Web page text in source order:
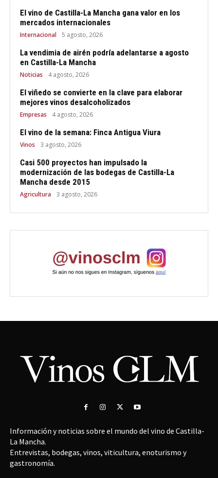
El vino de Castilla-La Mancha gana valor en los
mercados internacionales
Internacional 5 agosto, 2026
La vendimia de airén podría adelantarse a agosto
en Castilla-La Mancha
Noticias 4 agosto, 2026
El viñedo se convierte en la clave para elaborar
mejores vinos desalcoholizados
Empresas 4 agosto, 2026
El vino de la semana: Finca Antigua Viura
Vinos 3 agosto, 2026
Casi 500 proyectos han impulsado la
modernización de las bodegas de Castilla-La
Mancha desde 2015
Agricultura 3 agosto, 2026
Información y noticias sobre el mundo del vino de Castilla-
La Mancha.
Entrevistas, bodegas, vinos, viticultura, enoturismo y
gastronomía.